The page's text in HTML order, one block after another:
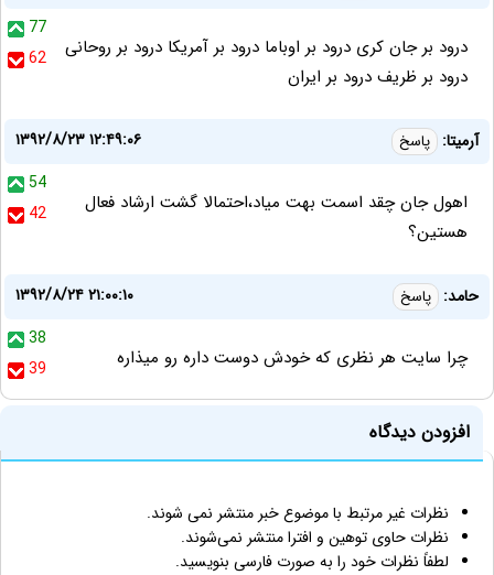
77
62
درود بر جان کری درود بر اوباما درود بر آمریکا درود بر روحانی
درود بر ظریف درود بر ایران
آرمیتا: پاسخ
۱۳۹۲/۸/۲۳ ۱۲:۴۹:۰۶
54
42
اهول جان چقد اسمت بهت میاد،احتمالا گشت ارشاد فعال
هستین؟
حامد: پاسخ
۱۳۹۲/۸/۲۴ ۲۱:۰۰:۱۰
38
39
چرا سایت هر نظری که خودش دوست داره رو میذاره
افزودن دیدگاه
نظرات غیر مرتبط با موضوع خبر منتشر نمی شوند.
نظرات حاوی توهین و افترا منتشر نمی‌شوند.
لطفاً نظرات خود را به صورت فارسی بنویسید.